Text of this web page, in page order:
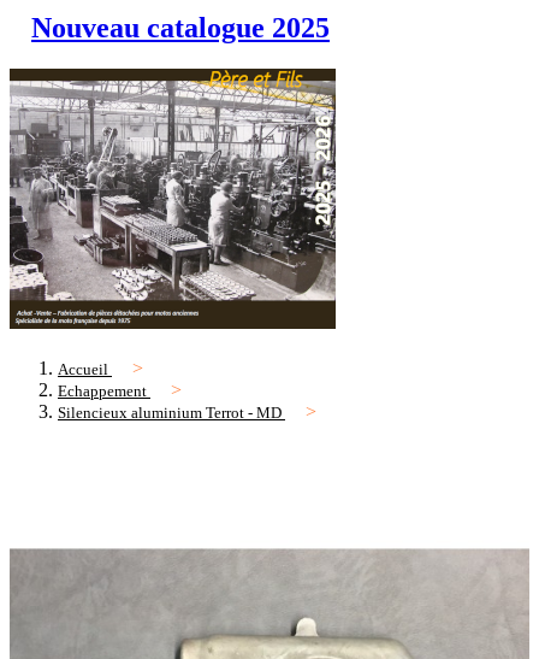
Nouveau catalogue 2025
Accueil
Echappement
Silencieux aluminium Terrot - MD